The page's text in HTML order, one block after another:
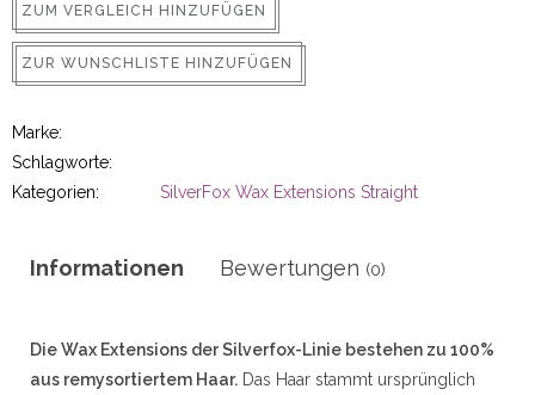
in
ZUM VERGLEICH HINZUFÜGEN
ZUR WUNSCHLISTE HINZUFÜGEN
Marke:
Schlagworte:
Kategorien:
SilverFox Wax Extensions Straight
Informationen Bewertungen (0)
Die Wax Extensions der Silverfox-Linie bestehen zu 100%
aus remysortiertem Haar. Das Haar stammt ursprünglich